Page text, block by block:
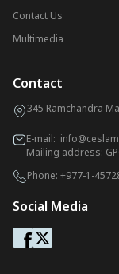
Contact Us
Multimedia
Contact
345 Ramchandra
E-mail:
Mailing address:
Phone: +977-1-
Social Media